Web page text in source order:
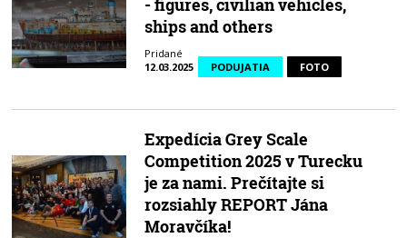
ships and others
Pridané
12.03.2025
PODUJATIA FOTO
Expedícia Grey Scale
Competition 2025 v Turecku
je za nami. Prečítajte si
rozsiahly REPORT Jána
Moravčíka!